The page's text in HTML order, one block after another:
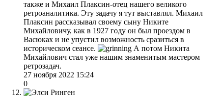
также и Михаил Плаксин-отец нашего великого
ретроаналитика. Эту задачу я тут выставлял. Михаил
Плаксин рассказывал своему сыну Никите
Михайловичу, как в 1927 году он был проездом в
Васюках и не упустил возможность сразиться в
историческом сеансе.
А потом Никита
Михайлович стал уже нашим знаменитым мастером
ретрозадач.
27 ноября 2022 15:24
0